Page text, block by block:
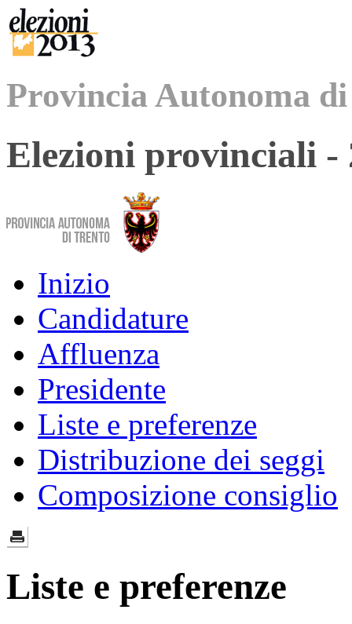
Provincia Autonoma
Elezioni provinciali -
Inizio
Candidature
Affluenza
Presidente
Liste e preferenze
Distribuzione dei seggi
Composizione consiglio
Liste e preferenze